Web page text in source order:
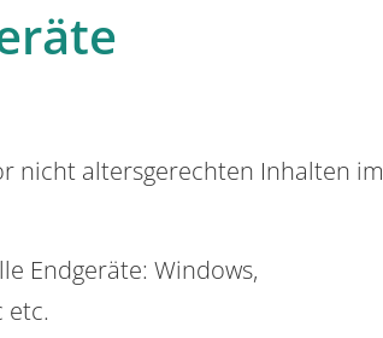
nicht altersgerechten Inhalten im
Endgeräte: Windows,
etc.